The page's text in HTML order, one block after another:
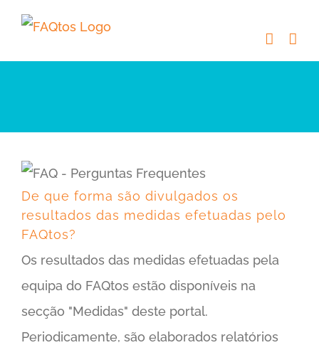
Skip
content
De que forma são divulgados os
resultados das medidas efetuadas pelo
FAQtos?
Os resultados das medidas efetuadas pela
equipa do FAQtos estão disponíveis na
secção "Medidas" deste portal.
Periodicamente, são elaborados relatórios